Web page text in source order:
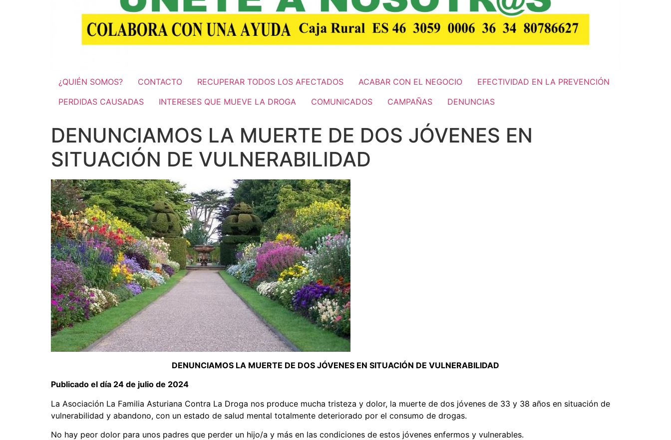
¿QUIÉN SOMOS? CONTACTO RECUPERAR TODOS LOS AFECTADOS ACABAR CON EL NEGOCIO
EFECTIVIDAD EN LA PREVENCIÓN
PERDIDAS CAUSADAS
INTERESES QUE MUEVE LA DROGA COMUNICADOS CAMPAÑAS DENUNCIAS
DENUNCIAMOS LA MUERTE DE DOS JÓVENES EN
SITUACIÓN DE VULNERABILIDAD
DENUNCIAMOS LA MUERTE DE DOS JÓVENES EN SITUACIÓN DE VULNERABILIDAD
Publicado el día 24 de julio de 2024
La Asociación La Familia Asturiana Contra La Droga nos produce mucha tristeza y dolor, la muerte de dos jóvenes de 33 y 38 años en situación de
vulnerabilidad y abandono, con un estado de salud mental totalmente deteriorado por el consumo de drogas.
No hay peor dolor para unos padres que perder un hijo/a y más en las condiciones de estos jóvenes enfermos y vulnerables.